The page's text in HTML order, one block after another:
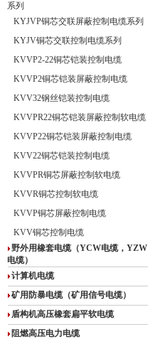
系列
KYJVP铜芯交联屏蔽控制电缆系列
KYJV铜芯交联控制电缆系列
KVVP2-22铜芯铠装控制电缆
KVVP2铜芯铠装屏蔽控制电缆
KVV32钢丝铠装控制电缆
KVVPR22铜芯铠装屏蔽控制软电缆
KVVP22铜芯铠装屏蔽控制电缆
KVV22铜芯铠装控制电缆
KVVPR铜芯屏蔽控制软电缆
KVVR铜芯控制软电缆
KVVP铜芯屏蔽控制电缆
KVV铜芯控制电缆
野外用橡套电缆（YCW电缆，YZW
电缆）
计算机电缆
矿用防暴电缆（矿用信号电缆）
盾构机高压橡套扁平软电缆
阻燃高压电力电缆